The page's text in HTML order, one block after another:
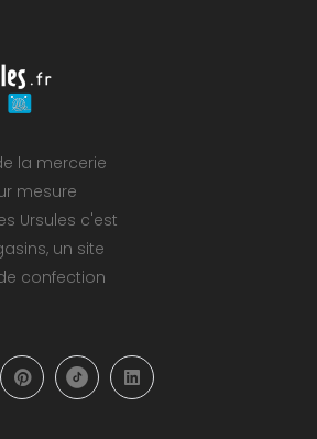
la mercerie
mesure
Ursules c'est
un site
confection